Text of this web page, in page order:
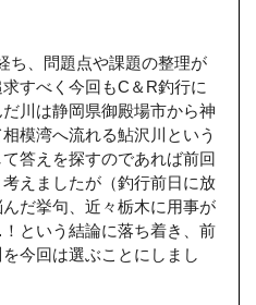
ち、問題点や課題の整理が
すべく今回もC＆R釣行に
川は静岡県御殿場市から神
模湾へ流れる鮎沢川という
答えを探すのであれば前回
えましたが（釣行前日に放
だ挙句、近々栃木に用事が
という結論に落ち着き、前
今回は選ぶことにしまし